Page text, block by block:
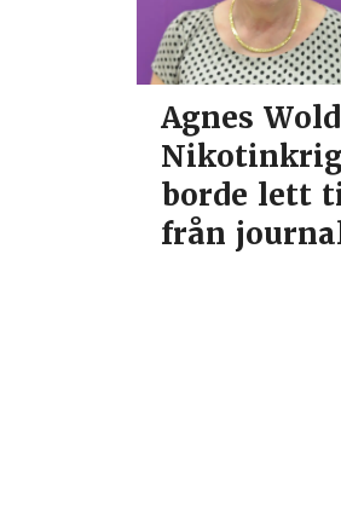
Agnes
borde lett
från